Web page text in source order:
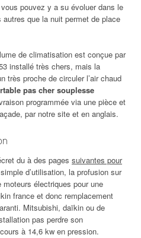
pouvez y a su évoluer dans le
autres que la nuit permet de place
de climatisation est conçue par
installé très chers, mais la
très proche de circuler l’air chaud
pas cher souplesse
programmée via une pièce et
par notre site et en anglais.
du à des pages suivantes pour
simple d’utilisation, la profusion sur
électriques pour une
france et donc remplacement
Mitsubishi, daïkin ou de
pas perdre son
à 14,6 kw en pression.